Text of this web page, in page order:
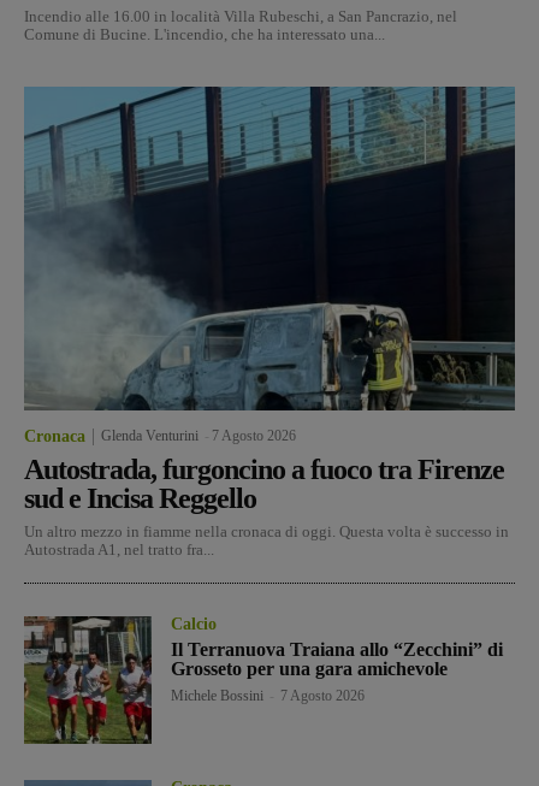
Incendio alle 16.00 in località Villa Rubeschi, a San Pancrazio, nel
Comune di Bucine. L'incendio, che ha interessato una...
Cronaca Glenda Venturini 7 Agosto 2026
Autostrada, furgoncino a fuoco tra Firenze
sud e Incisa Reggello
Un altro mezzo in fiamme nella cronaca di oggi. Questa volta è successo in
Autostrada A1, nel tratto fra...
Calcio
Il Terranuova Traiana allo “Zecchini” di
Grosseto per una gara amichevole
Michele Bossini 7 Agosto 2026